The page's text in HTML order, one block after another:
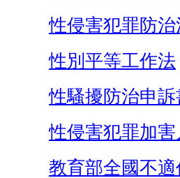
性侵害犯罪防治
性別平等工作法
性騷擾防治申訴
性侵害犯罪加
教育部全國不